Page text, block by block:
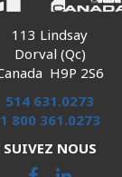
113 Lindsay
Dorval (Qc)
H9P 2S6
514 631.0273
1 800 361.0273
SUIVEZ NOUS